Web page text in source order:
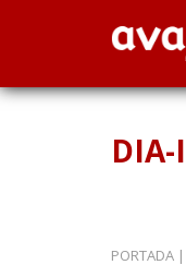
DIA-
PORTADA |